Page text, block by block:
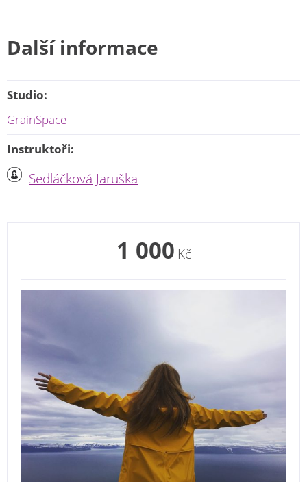
Další informace
Studio:
GrainSpace
Instruktoři:
Sedláčková Jaruška
1 000 Kč